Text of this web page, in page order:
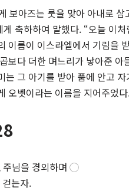
보아즈는 룻을 맞아 아내로
게 축하하여 말했다. “오늘 이
이름이 이스라엘에서 기림을
보다 더한 며느리가 낳아준
는 그 아기를 받아 품에 안고
오벳이라는 이름을 지어주었
님을 경외하며 ◯
는자.